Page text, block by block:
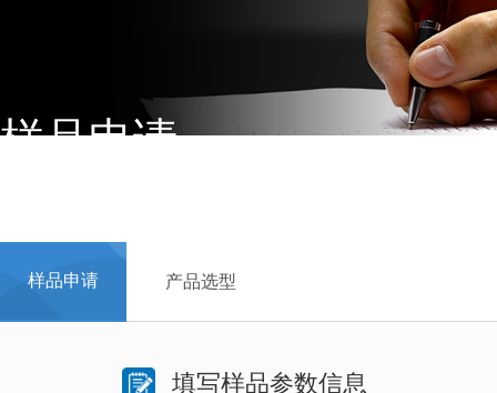
样品申请
样品申请 产品选型
填写样品参数信息